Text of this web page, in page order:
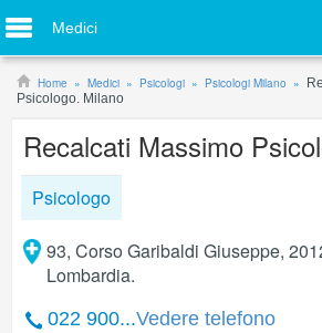
Medici
Home Medici Psicologi Psicologi Milano
Psicologo. Milano
Recalcati Massimo
Psicologo
93, Corso Garibaldi Giuseppe,
Lombardia.
022 900...Vedere telefono